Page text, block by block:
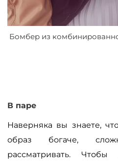
Бомбер из
В паре
Наверняка вы знаете,
образ богаче,
рассматривать. Чтобы